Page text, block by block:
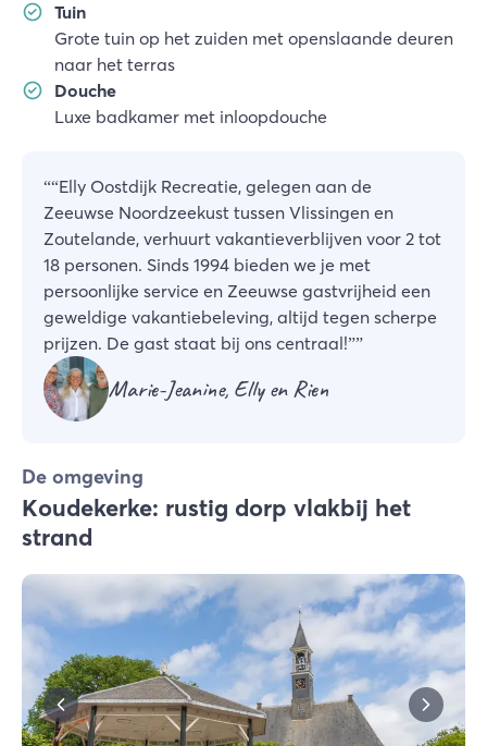
Tuin
Grote tuin op het zuiden met openslaande deuren
naar het terras
Douche
Luxe badkamer met inloopdouche
““Elly Oostdijk Recreatie, gelegen aan de
Zeeuwse Noordzeekust tussen Vlissingen en
Zoutelande, verhuurt vakantieverblijven voor 2 tot
18 personen. Sinds 1994 bieden we je met
persoonlijke service en Zeeuwse gastvrijheid een
geweldige vakantiebeleving, altijd tegen scherpe
prijzen. De gast staat bij ons centraal!””
Marie-Jeanine, Elly en Rien
De omgeving
Koudekerke: rustig dorp vlakbij het
strand